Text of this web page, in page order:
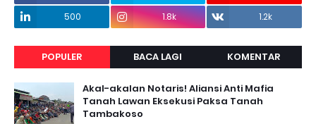
500
1.8k 1.2k
POPULER BACA LAGI KOMENTAR
Akal-akalan Notaris! Aliansi Anti Mafia
Tanah Lawan Eksekusi Paksa Tanah
Tambakoso